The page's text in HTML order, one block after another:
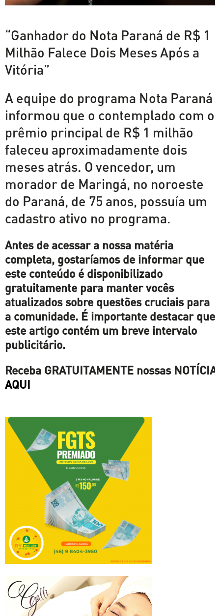
“Ganhador do Nota Paraná de R$ 1
Milhão Falece Dois Meses Após a
Vitória”
A equipe do programa Nota Paraná
informou que o contemplado com o
prêmio principal de R$ 1 milhão
faleceu aproximadamente dois
meses atrás. O vencedor, um
morador de Maringá, no noroeste
do Paraná, de 75 anos, possuía um
cadastro ativo no programa.
Antes de acessar a nossa matéria
completa, gostaríamos de informar que
este conteúdo é disponibilizado
gratuitamente para manter vocês
atualizados sobre questões cruciais para
a comunidade. É importante destacar que
este artigo contém um breve intervalo
publicitário.
Receba GRATUITAMENTE nossas
AQUI